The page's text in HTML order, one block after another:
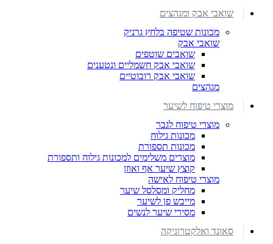
שואבי אבק ומגהצים
מכונות שטיפה בלחץ גרניק
שואבי אבק
שואבים שוטפים
שואבי אבק חשמליים ונטענים
שואבי אבק רובוטיים
מגהצים
מוצרי טיפוח לשיער
מוצרי טיפוח לגבר
מכונות גילוח
מכונות תספורת
מוצרים משלימים למכונות גילוח ותספורת
קוצץ שיער אף ואוזן
מוצרי טיפוח לאישה
מחליק ומסלסל שיער
מייבש פן לשיער
מסירי שיער לנשים
סאונד ואלקטרוניקה